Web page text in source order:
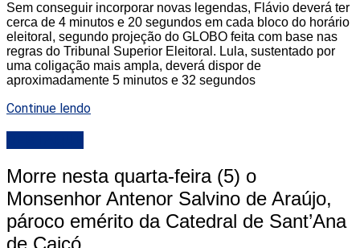
Sem conseguir incorporar novas legendas, Flávio deverá ter
cerca de 4 minutos e 20 segundos em cada bloco do horário
eleitoral, segundo projeção do GLOBO feita com base nas
regras do Tribunal Superior Eleitoral. Lula, sustentado por
uma coligação mais ampla, deverá dispor de
aproximadamente 5 minutos e 32 segundos
Continue lendo
Morre nesta quarta-feira (5) o
Monsenhor Antenor Salvino de Araújo,
pároco emérito da Catedral de Sant’Ana
de Caicó